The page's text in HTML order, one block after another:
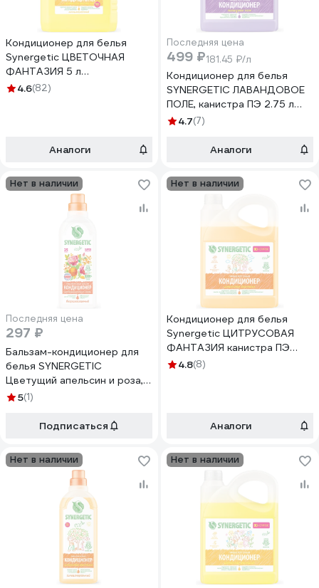
Кондиционер для белья
Synergetic ЦВЕТОЧНАЯ
ФАНТАЗИЯ 5 л
4623722341297 110507
4.6(82)
Аналоги
Последняя цена
499 ₽181.45 ₽/л
Кондиционер для белья
SYNERGETIC ЛАВАНДОВОЕ
ПОЛЕ, канистра ПЭ 2.75 л
4623722441874 110274
4.7(7)
Аналоги
Нет в наличии
Последняя цена
297 ₽
Бальзам-кондиционер для
белья SYNERGETIC
Цветущий апельсин и роза,
0.75 л 110075
5(1)
Подписаться
Нет в наличии
Кондиционер для белья
Synergetic ЦИТРУСОВАЯ
ФАНТАЗИЯ канистра ПЭ
2.75 л 4623722339812
4.8(8)
Аналоги
Нет в наличии Нет в наличии